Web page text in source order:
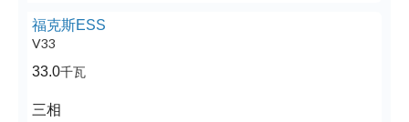
福克斯ESS
V33
33.0千瓦
三相